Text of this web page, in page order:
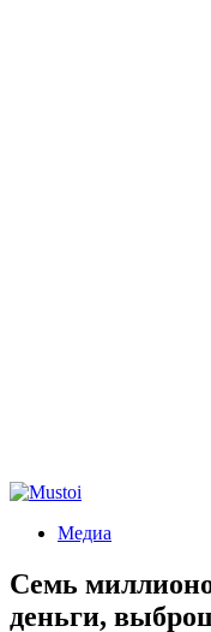
Медиа
Семь
деньги,